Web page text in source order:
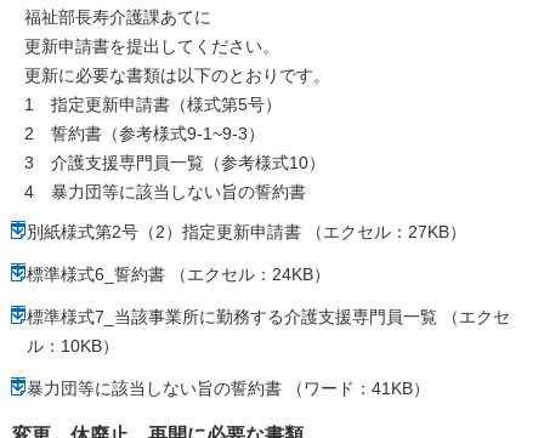
福祉部長寿介護課あてに
更新申請書を提出してください。
更新に必要な書類は以下のとおりです。
1 指定更新申請書（様式第5号）
2 誓約書（参考様式9-1~9-3）
3 介護支援専門員一覧（参考様式10）
4 暴力団等に該当しない旨の誓約書
別紙様式第2号（2）指定更新申請書 （エクセル：27KB）
標準様式6_誓約書 （エクセル：24KB）
標準様式7_当該事業所に勤務する介護支援専門員一覧 （エクセ
ル：10KB）
暴力団等に該当しない旨の誓約書 （ワード：41KB）